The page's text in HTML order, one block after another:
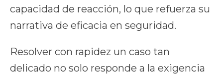
capacidad de reacción, lo que refuerza su
narrativa de eficacia en seguridad.
Resolver con rapidez un caso tan
delicado no solo responde a la exigencia